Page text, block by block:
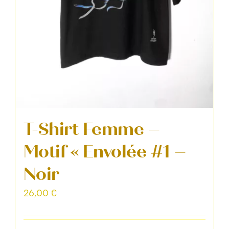
du
T-Shirt Femme –
Motif « Envolée #1 –
Noir
26,00 €